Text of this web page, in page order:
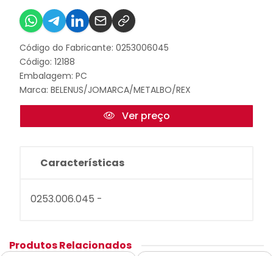
Código do Fabricante: 0253006045
Código: 12188
Embalagem: PC
Marca: BELENUS/JOMARCA/METALBO/REX
Ver preço
Características
0253.006.045 -
Produtos Relacionados